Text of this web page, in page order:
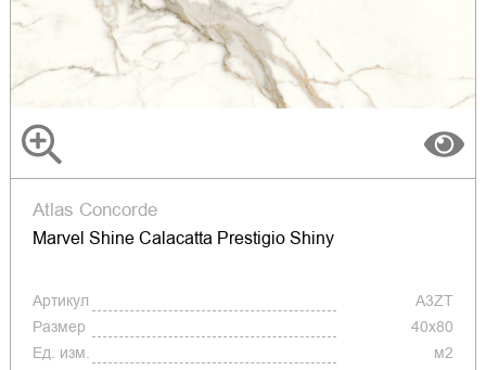
Atlas Concorde
Marvel Shine Calacatta Prestigio Shiny
Артикул
A3ZT
Размер
40x80
Ед. изм.
м2